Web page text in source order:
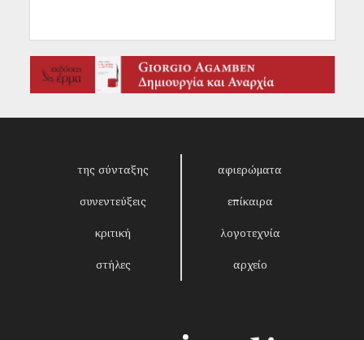
της σύνταξης αφιερώματα
συνεντεύξεις επίκαιρα
κριτική λογοτεχνία
στήλες αρχείο